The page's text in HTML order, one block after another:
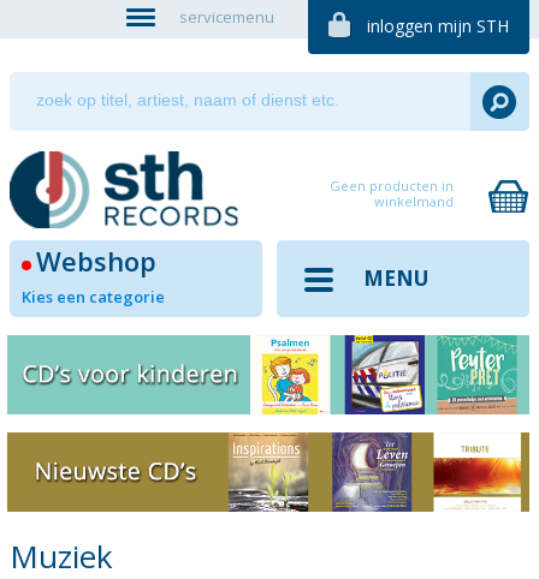
servicemenu inloggen mijn STH
Geen producten in
winkelmand
Webshop
Kies een categorie
MENU
Muziek